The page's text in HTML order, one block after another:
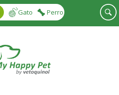
Gato Perro